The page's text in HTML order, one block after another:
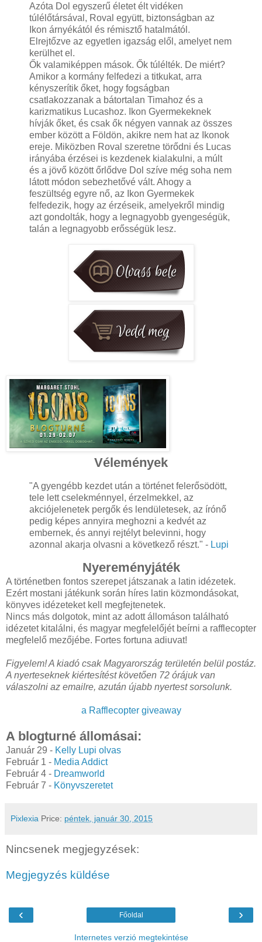
Azóta Dol egyszerű életet élt vidéken
túlélőtársával, Roval együtt, biztonságban az
Ikon árnyékától és rémisztő hatalmától.
Elrejtőzve az egyetlen igazság elől, amelyet nem
kerülhet el.
Ők valamiképpen mások. Ők túlélték. De miért?
Amikor a kormány felfedezi a titkukat, arra
kényszerítik őket, hogy fogságban
csatlakozzanak a bátortalan Timahoz és a
karizmatikus Lucashoz. Ikon Gyermekeknek
hívják őket, és csak ők négyen vannak az összes
ember között a Földön, akikre nem hat az Ikonok
ereje. Miközben Roval szeretne törődni és Lucas
irányába érzései is kezdenek kialakulni, a múlt
és a jövő között őrlődve Dol szíve még soha nem
látott módon sebezhetővé vált. Ahogy a
feszültség egyre nő, az Ikon Gyermekek
felfedezik, hogy az érzéseik, amelyekről mindig
azt gondolták, hogy a legnagyobb gyengeségük,
talán a legnagyobb erősségük lesz.
Vélemények
"A gyengébb kezdet után a történet felerősödött,
tele lett cselekménnyel, érzelmekkel, az
akciójelenetek pergők és lendületesek, az írónő
pedig képes annyira meghozni a kedvét az
embernek, és annyi rejtélyt belevinni, hogy
azonnal akarja olvasni a következő részt." - Lupi
Nyereményjáték
A történetben fontos szerepet játszanak a latin idézetek.
Ezért mostani játékunk során híres latin közmondásokat,
könyves idézeteket kell megfejtenetek.
Nincs más dolgotok, mint az adott állomáson található
idézetet kitalálni, és magyar megfelelőjét beírni a rafflecopter
megfelelő mezőjébe. Fortes fortuna adiuvat!
Figyelem! A kiadó csak Magyarország területén belül postáz.
A nyerteseknek kiértesítést követően 72 órájuk van
válaszolni az emailre, azután újabb nyertest sorsolunk.
a Rafflecopter giveaway
A blogturné állomásai:
Január 29 - Kelly Lupi olvas
Február 1 - Media Addict
Február 4 - Dreamworld
Február 7 - Könyvszeretet
Pixlexia Price: péntek, január 30, 2015
Nincsenek megjegyzések:
Megjegyzés küldése
‹ ›
Főoldal
Internetes verzió megtekintése